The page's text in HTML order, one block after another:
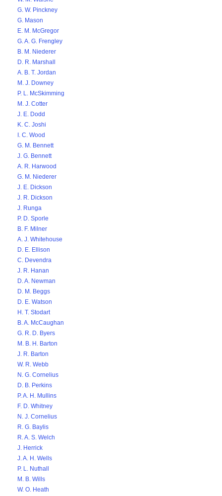
G. W. Pinckney
G. Mason
E. M. McGregor
G. A. G. Frengley
B. M. Niederer
D. R. Marshall
A. B. T. Jordan
M. J. Downey
P. L. McSkimming
M. J. Cotter
J. E. Dodd
K. C. Joshi
I. C. Wood
G. M. Bennett
J. G. Bennett
A. R. Harwood
G. M. Niederer
J. E. Dickson
J. R. Dickson
J. Runga
P. D. Sporle
B. F. Milner
A. J. Whitehouse
D. E. Ellison
C. Devendra
J. R. Hanan
D. A. Newman
D. M. Beggs
D. E. Watson
H. T. Stodart
B. A. McCaughan
G. R. D. Byers
M. B. H. Barton
J. R. Barton
W. R. Webb
N. G. Cornelius
D. B. Perkins
P. A. H. Mullins
F. D. Whitney
N. J. Cornelius
R. G. Baylis
R. A. S. Welch
J. Herrick
J. A. H. Wells
P. L. Nuthall
M. B. Wills
W. O. Heath